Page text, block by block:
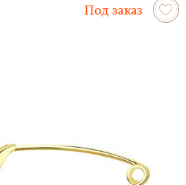
Под заказ